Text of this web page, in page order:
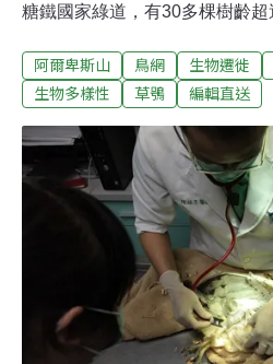
糖鐵國家綠道，有30多棵樹齡
後，趕緊通知縣府到場了解情況
擴大追查可疑人車。（公視新聞
現1隻被鳥網困住的草鴞，通報
急救站，經檢傷後草鴞腿部受傷
處說，草鴞屬於保育類瀕臨絕種
生動物保育法，針對非法架設
阿爾卑斯山 鳥網 生物遷徙
生物多樣性
草鴞 編輯直送